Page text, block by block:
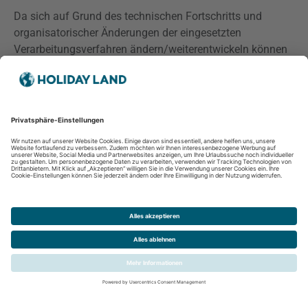
Da sich auf Grund des technischen Fortschritts und
organisatorischer Änderungen der eingesetzten
Verarbeitungsverfahren ändern/weiterentwickeln können
Datenschutzerklärung gemäß den neuen technischen
deshalb unsere Datenschutzerklärung von Zeit zu Zeit zu
auftretendenWeiterentwicklungen nicht einverstanden
sein, so können Sie schriftlich, gemäß Art 17DSGVO, eine
Löschung der Daten, die nicht auf Grundlage anderer
steuerrechtlicher Aufbewahrungspflichten, gespeichert
werden, verlangen.
Dienstanbieter und verantwortliche Stelle für diese